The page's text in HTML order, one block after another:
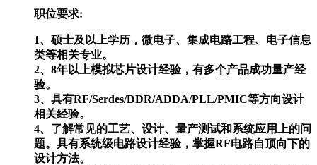
职位要求:
1、硕士及以上学历，微电子、集成电路工程、电子信息
类等相关专业。
2、8年以上模拟芯片设计经验，有多个产品成功量产经
验。
3、具有RF/Serdes/DDR/ADDA/PLL/PMIC等方向设计
相关经验。
4、了解常见的工艺、设计、量产测试和系统应用上的问
题。具有系统级电路设计经验，掌握RF电路自顶向下的
设计方法。